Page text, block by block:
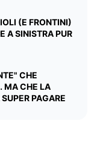
(E FRONTINI)
A SINISTRA PUR
CHE
MA CHE LA
PAGARE